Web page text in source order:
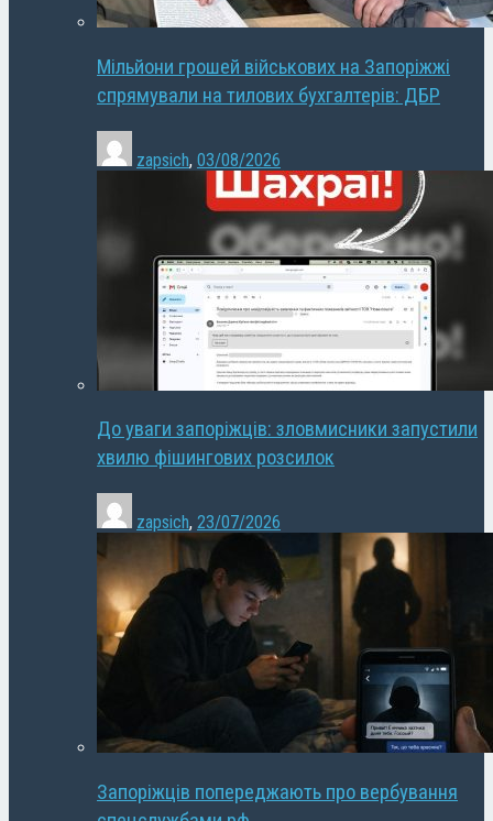
Мільйони грошей військових на Запоріжжі
спрямували на тилових бухгалтерів: ДБР
zapsich, 03/08/2026
До уваги запоріжців: зловмисники запустили
хвилю фішингових розсилок
zapsich, 23/07/2026
Запоріжців попереджають про вербування